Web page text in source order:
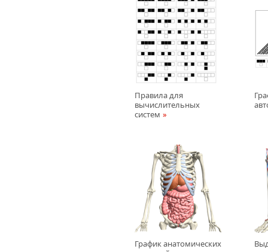
Правила для
вычислительных
систем
График анатомических